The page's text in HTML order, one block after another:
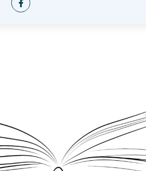
Facebook